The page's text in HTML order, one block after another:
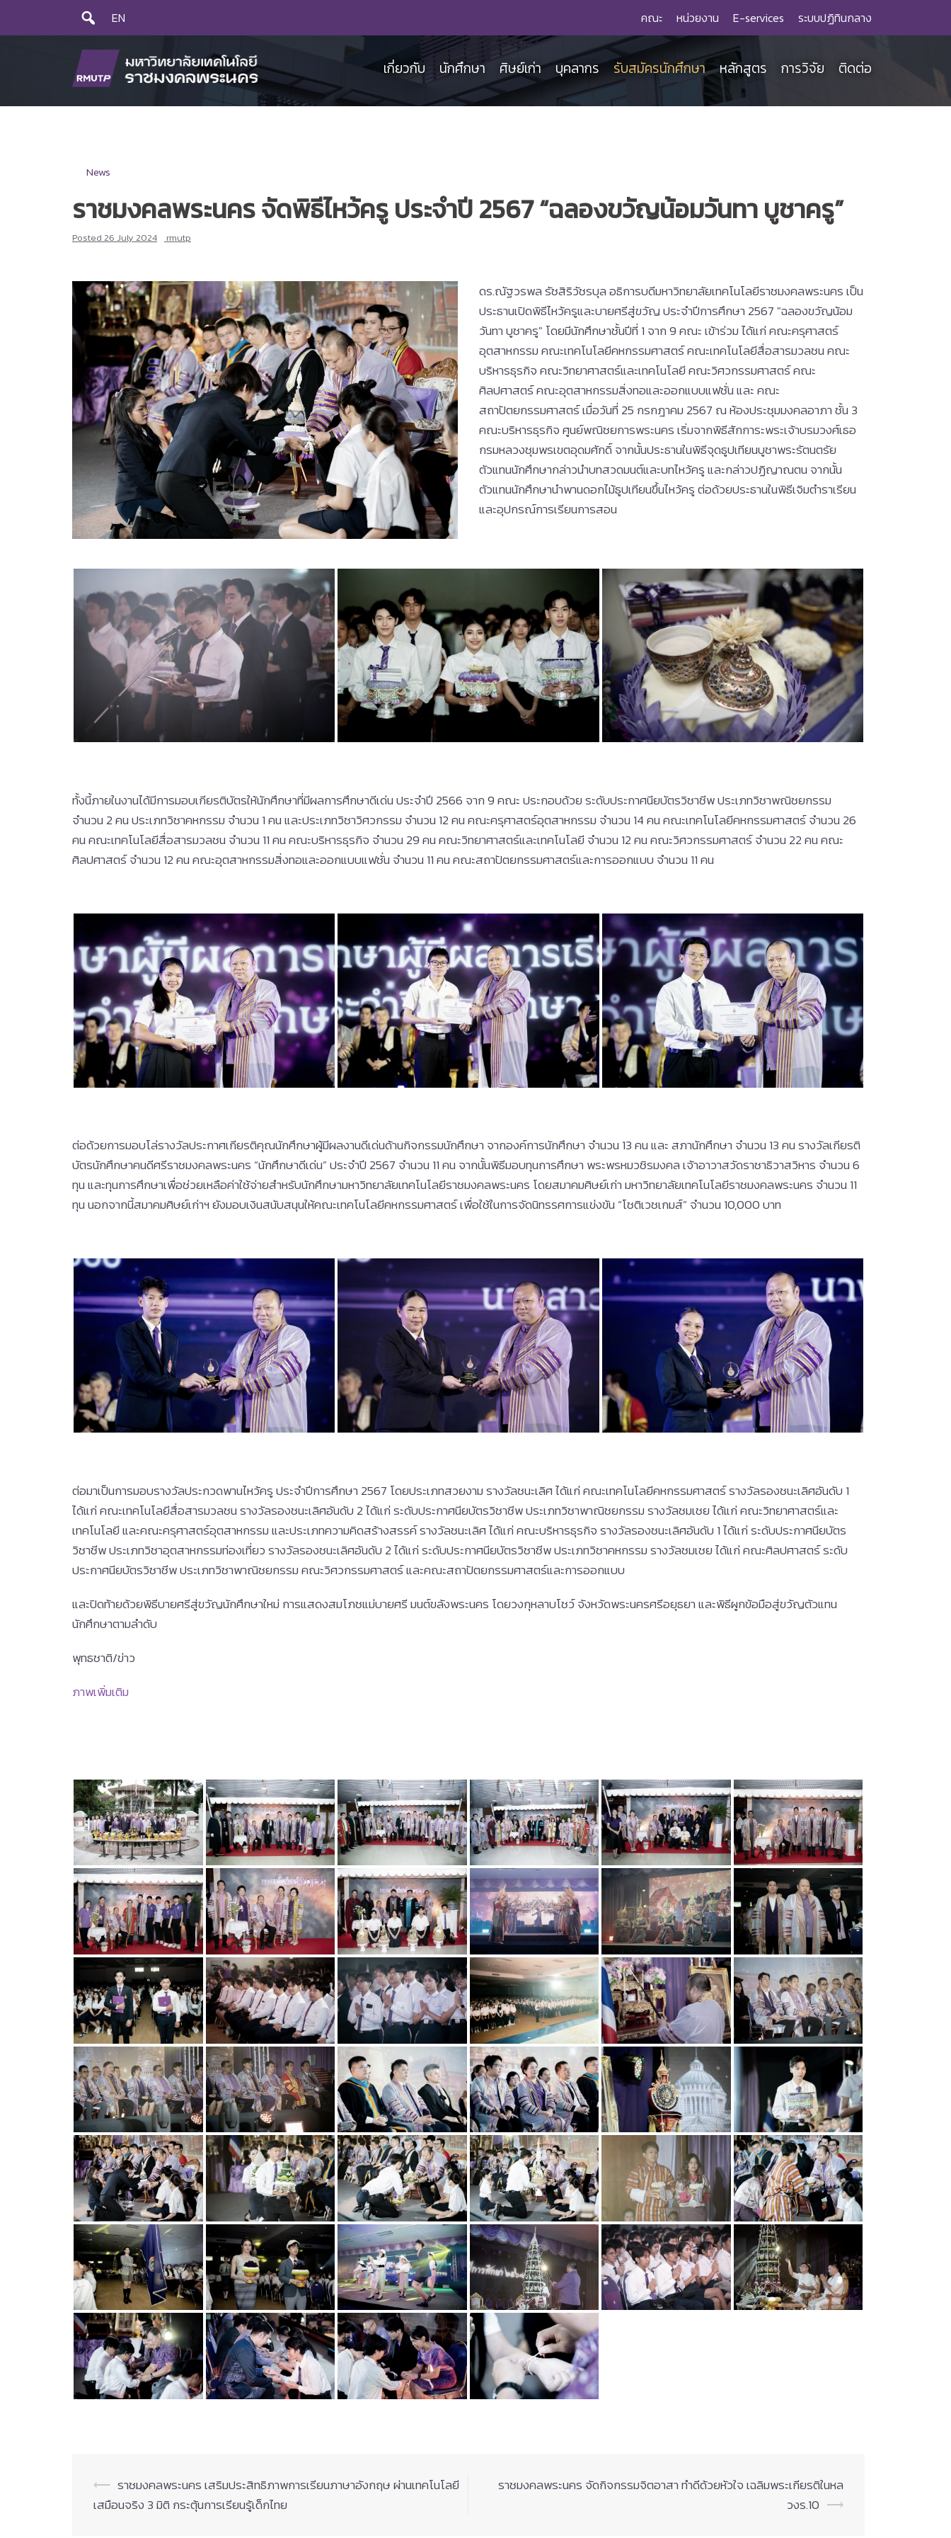
EN คณะ หน่วยงาน E-services ระบบปฏิทินกลาง
เกี่ยวกับ นักศึกษา ศิษย์เก่า บุคลากร รับสมัครนักศึกษา หลักสูตร การวิจัย ติดต่อ
News
ราชมงคลพระนคร จัดพิธีไหว้ครู ประจำปี 2567 “ฉลองขวัญน้อมวันทา บูชาครู”
Posted 26 July 2024 rmutp
ดร.ณัฐวรพล รัชสิริวัชรบุล อธิการบดีมหาวิทยาลัยเทคโนโลยีราชมงคลพระนคร เป็น
ประธานเปิดพิธีไหว้ครูและบายศรีสู่ขวัญ ประจำปีการศึกษา 2567 "ฉลองขวัญน้อม
วันทา บูชาครู" โดยมีนักศึกษาชั้นปีที่ 1 จาก 9 คณะ เข้าร่วม ได้แก่ คณะครุศาสตร์
อุตสาหกรรม คณะเทคโนโลยีคหกรรมศาสตร์ คณะเทคโนโลยีสื่อสารมวลชน คณะ
บริหารธุรกิจ คณะวิทยาศาสตร์และเทคโนโลยี คณะวิศวกรรมศาสตร์ คณะ
ศิลปศาสตร์ คณะอุตสาหกรรมสิ่งทอและออกแบบแฟชั่น และ คณะ
สถาปัตยกรรมศาสตร์ เมื่อวันที่ 25 กรกฎาคม 2567 ณ ห้องประชุมมงคลอาภา ชั้น 3
คณะบริหารธุรกิจ ศูนย์พณิชยการพระนคร เริ่มจากพิธีสักการะพระเจ้าบรมวงศ์เธอ
กรมหลวงชุมพรเขตอุดมศักดิ์ จากนั้นประธานในพิธีจุดธูปเทียนบูชาพระรัตนตรัย
ตัวแทนนักศึกษากล่าวนำบทสวดมนต์และบทไหว้ครู และกล่าวปฏิญาณตน จากนั้น
ตัวแทนนักศึกษานำพานดอกไม้ธูปเทียนขึ้นไหว้ครู ต่อด้วยประธานในพิธีเจิมตำราเรียน
และอุปกรณ์การเรียนการสอน
ทั้งนี้ภายในงานได้มีการมอบเกียรติบัตรให้นักศึกษาที่มีผลการศึกษาดีเด่น ประจำปี 2566 จาก 9 คณะ ประกอบด้วย ระดับประกาศนียบัตรวิชาชีพ ประเภทวิชาพณิชยกรรม
จำนวน 2 คน ประเภทวิชาคหกรรม จำนวน 1 คน และประเภทวิชาวิศวกรรม จำนวน 12 คน คณะครุศาสตร์อุตสาหกรรม จำนวน 14 คน คณะเทคโนโลยีคหกรรมศาสตร์ จำนวน 26
คน คณะเทคโนโลยีสื่อสารมวลชน จำนวน 11 คน คณะบริหารธุรกิจ จำนวน 29 คน คณะวิทยาศาสตร์และเทคโนโลยี จำนวน 12 คน คณะวิศวกรรมศาสตร์ จำนวน 22 คน คณะ
ศิลปศาสตร์ จำนวน 12 คน คณะอุตสาหกรรมสิ่งทอและออกแบบแฟชั่น จำนวน 11 คน คณะสถาปัตยกรรมศาสตร์และการออกแบบ จำนวน 11 คน
ต่อด้วยการมอบโล่รางวัลประกาศเกียรติคุณนักศึกษาผู้มีผลงานดีเด่นด้านกิจกรรมนักศึกษา จากองค์การนักศึกษา จำนวน 13 คน และ สภานักศึกษา จำนวน 13 คน รางวัลเกียรติ
บัตรนักศึกษาคนดีศรีราชมงคลพระนคร “นักศึกษาดีเด่น” ประจำปี 2567 จำนวน 11 คน จากนั้นพิธีมอบทุนการศึกษา พระพรหมวชิรมงคล เจ้าอาวาสวัดราชาธิวาสวิหาร จำนวน 6
ทุน และทุนการศึกษาเพื่อช่วยเหลือค่าใช้จ่ายสำหรับนักศึกษามหาวิทยาลัยเทคโนโลยีราชมงคลพระนคร โดยสมาคมศิษย์เก่า มหาวิทยาลัยเทคโนโลยีราชมงคลพระนคร จำนวน 11
ทุน นอกจากนี้สมาคมศิษย์เก่าฯ ยังมอบเงินสนับสนุนให้คณะเทคโนโลยีคหกรรมศาสตร์ เพื่อใช้ในการจัดนิทรรศการแข่งขัน “โชติเวชเกมส์” จำนวน 10,000 บาท
ต่อมาเป็นการมอบรางวัลประกวดพานไหว้ครู ประจำปีการศึกษา 2567 โดยประเภทสวยงาม รางวัลชนะเลิศ ได้แก่ คณะเทคโนโลยีคหกรรมศาสตร์ รางวัลรองชนะเลิศอันดับ 1
ได้แก่ คณะเทคโนโลยีสื่อสารมวลชน รางวัลรองชนะเลิศอันดับ 2 ได้แก่ ระดับประกาศนียบัตรวิชาชีพ ประเภทวิชาพาณิชยกรรม รางวัลชมเชย ได้แก่ คณะวิทยาศาสตร์และ
เทคโนโลยี และคณะครุศาสตร์อุตสาหกรรม และประเภทความคิดสร้างสรรค์ รางวัลชนะเลิศ ได้แก่ คณะบริหารธุรกิจ รางวัลรองชนะเลิศอันดับ 1 ได้แก่ ระดับประกาศนียบัตร
วิชาชีพ ประเภทวิชาอุตสาหกรรมท่องเที่ยว รางวัลรองชนะเลิศอันดับ 2 ได้แก่ ระดับประกาศนียบัตรวิชาชีพ ประเภทวิชาคหกรรม รางวัลชมเชย ได้แก่ คณะศิลปศาสตร์ ระดับ
ประกาศนียบัตรวิชาชีพ ประเภทวิชาพาณิชยกรรม คณะวิศวกรรมศาสตร์ และคณะสถาปัตยกรรมศาสตร์และการออกแบบ
และปิดท้ายด้วยพิธีบายศรีสู่ขวัญนักศึกษาใหม่ การแสดงสมโภชแม่บายศรี มนต์ขลังพระนคร โดยวงกุหลาบโชว์ จังหวัดพระนครศรีอยุธยา และพิธีผูกข้อมือสู่ขวัญตัวแทน
นักศึกษาตามลำดับ
พุทธชาติ/ข่าว
ภาพเพิ่มเติม
Post
navigation
⟵ ราชมงคลพระนคร เสริมประสิทธิภาพการเรียนภาษาอังกฤษ ผ่านเทคโนโลยี
เสมือนจริง 3 มิติ กระตุ้นการเรียนรู้เด็กไทย
ราชมงคลพระนคร จัดกิจกรรมจิตอาสา ทำดีด้วยหัวใจ เฉลิมพระเกียรติในหล
วงร.10 ⟶